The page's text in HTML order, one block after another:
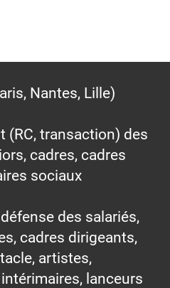
Nantes, Lille)
(RC, transaction) des
cadres, cadres
sociaux
des salariés,
cadres dirigeants,
artistes,
lanceurs